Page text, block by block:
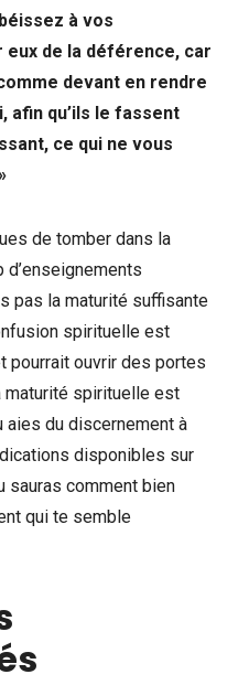
à vos
de la déférence, car
devant en rendre
afin qu’ils le fassent
ce qui ne vous
de tomber dans la
pas la maturité suffisante
spirituelle est
pourrait ouvrir des portes
maturité spirituelle est
aies du discernement à
disponibles sur
sauras comment bien
qui te semble